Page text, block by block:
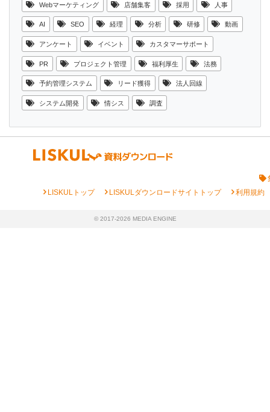
Webマーケティング 店舗集客 採用 人事
AI SEO 経理 分析 研修 動画
アンケート イベント カスタマーサポート
PR プロジェクト管理 福利厚生 法務
予約管理システム リード獲得 法人回線
システム開発 情シス 調査
chevron_rightLISKULトップ chevron_rightLISKULダウンロードサイトトップ chevron_right利用規約
© 2017-2026 MEDIA ENGINE